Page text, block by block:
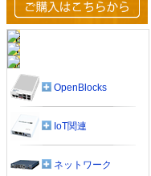
OpenBlocks
IoT関連
ネットワーク